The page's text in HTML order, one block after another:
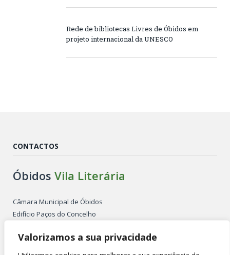
Valorizamos a sua privacidade
Rede de bibliotecas Livres de Óbidos em
projeto internacional da UNESCO
CONTACTOS
Óbidos Vila Literária
Câmara Municipal de Óbidos
Edifício Paços do Concelho
2510-086 ÓBIDOS PORTUGAL
Tel. +351 262 955 500